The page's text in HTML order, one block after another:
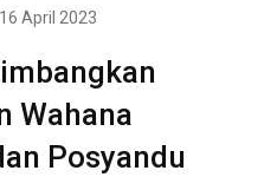
April 2023
Wahana
Posyandu